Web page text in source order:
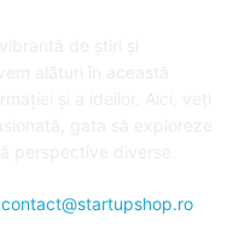
contact@startupshop.ro